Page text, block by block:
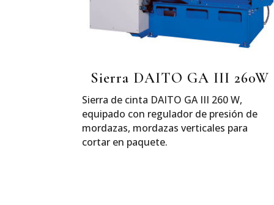
Sierra DAITO GA III 260W
Sierra de cinta DAITO GA III 260 W,
equipado con regulador de presión de
mordazas, mordazas verticales para
cortar en paquete.